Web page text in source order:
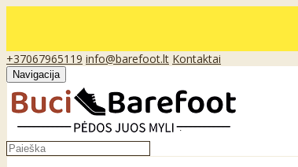
+37067965119 info@barefoot.lt Kontaktai
Navigacija